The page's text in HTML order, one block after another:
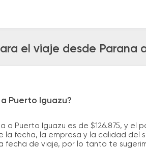
el viaje desde Parana
Puerto Iguazu?
Puerto Iguazu es de $126.875, y el
fecha, la empresa y la calidad del
fecha de viaje, por lo tanto te